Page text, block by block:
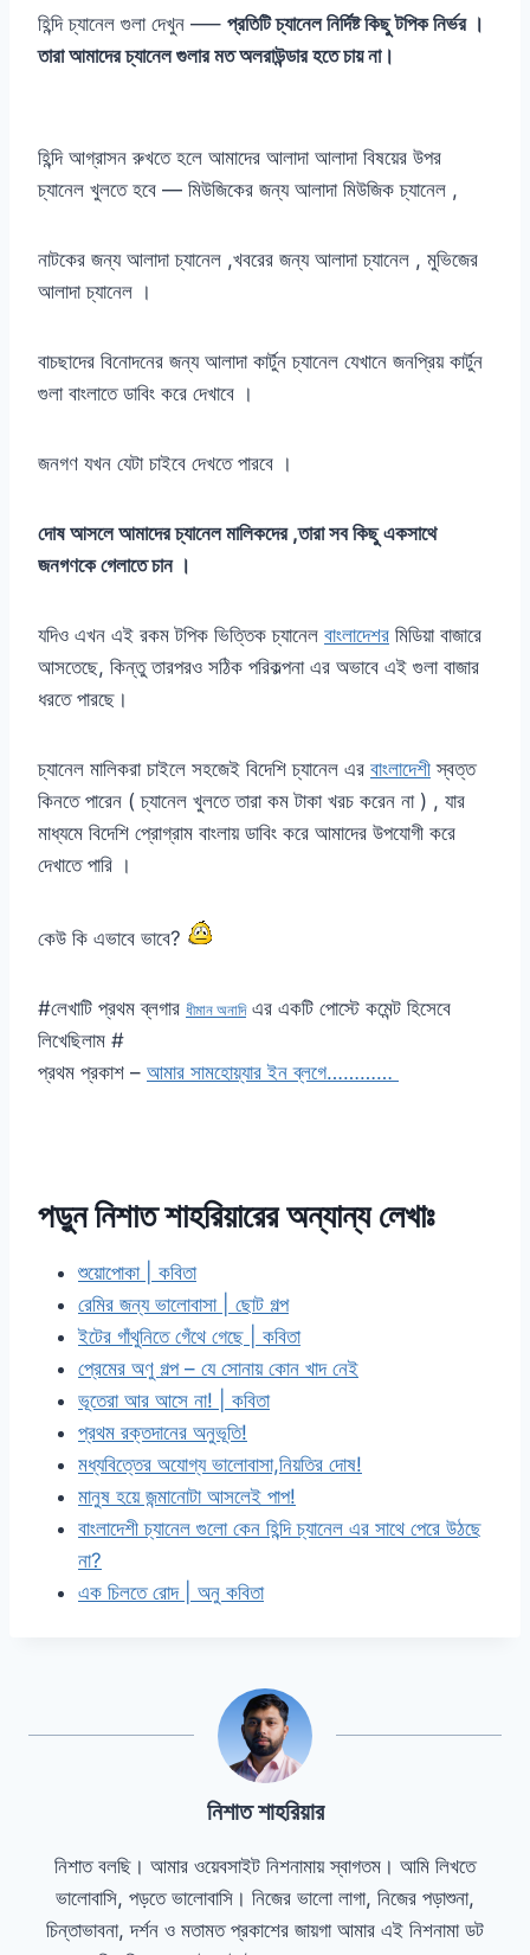
হিন্দি চ্যানেল গুলা দেখুন —– প্রতিটি চ্যানেল নির্দিষ্ট কিছু টপিক নির্ভর ।
তারা আমাদের চ্যানেল গুলার মত অলরাউন্ডার হতে চায় না।
হিন্দি আগ্রাসন রুখতে হলে আমাদের আলাদা আলাদা বিষয়ের উপর
চ্যানেল খুলতে হবে — মিউজিকের জন্য আলাদা মিউজিক চ্যানেল ,
নাটকের জন্য আলাদা চ্যানেল ,খবরের জন্য আলাদা চ্যানেল , মুভিজের
আলাদা চ্যানেল ।
বাচছাদের বিনোদনের জন্য আলাদা কার্টুন চ্যানেল যেখানে জনপ্রিয় কার্টুন
গুলা বাংলাতে ডাবিং করে দেখাবে ।
জনগণ যখন যেটা চাইবে দেখতে পারবে ।
দোষ আসলে আমাদের চ্যানেল মালিকদের ,তারা সব কিছু একসাথে
জনগণকে গেলাতে চান ।
যদিও এখন এই রকম টপিক ভিত্তিক চ্যানেল বাংলাদেশর মিডিয়া বাজারে
আসতেছে, কিন্তু তারপরও সঠিক পরিকল্পনা এর অভাবে এই গুলা বাজার
ধরতে পারছে।
চ্যানেল মালিকরা চাইলে সহজেই বিদেশি চ্যানেল এর বাংলাদেশী স্বত্ত
কিনতে পারেন ( চ্যানেল খুলতে তারা কম টাকা খরচ করেন না ) , যার
মাধ্যমে বিদেশি প্রোগ্রাম বাংলায় ডাবিং করে আমাদের উপযোগী করে
দেখাতে পারি ।
কেউ কি এভাবে ভাবে?
#লেখাটি প্রথম ব্লগার ধীমান অনাদিএর একটি পোস্টে কমেন্ট হিসেবে
লিখেছিলাম #
প্রথম প্রকাশ – আমার সামহোয়্যার ইন ব্লগে…………
পড়ুন নিশাত শাহরিয়ারের অন্যান্য লেখাঃ
শুয়োপোকা | কবিতা
রেমির জন্য ভালোবাসা | ছোট গল্প
ইটের গাঁথুনিতে গেঁথে গেছে | কবিতা
প্রেমের অণু গল্প‬ – যে সোনায় কোন খাদ নেই
ভূতেরা আর আসে না! | কবিতা
প্রথম রক্তদানের অনুভূতি!
মধ্যবিত্তের অযোগ্য ভালোবাসা,নিয়তির দোষ!
মানুষ হয়ে জন্মানোটা আসলেই পাপ!
বাংলাদেশী চ্যানেল গুলো কেন হিন্দি চ্যানেল এর সাথে পেরে উঠছে
না?
এক চিলতে রোদ | অনু কবিতা
নিশাত শাহরিয়ার
নিশাত বলছি। আমার ওয়েবসাইট নিশনামায় স্বাগতম। আমি লিখতে
ভালোবাসি, পড়তে ভালোবাসি। নিজের ভালো লাগা, নিজের পড়াশুনা,
চিন্তাভাবনা, দর্শন ও মতামত প্রকাশের জায়গা আমার এই নিশনামা ডট